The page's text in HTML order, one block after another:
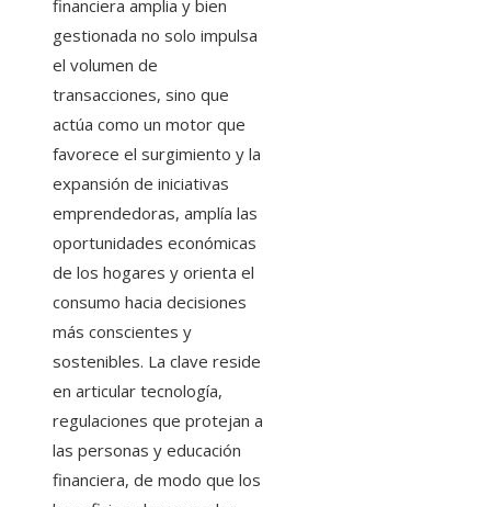
financiera amplia y bien
gestionada no solo impulsa
el volumen de
transacciones, sino que
actúa como un motor que
favorece el surgimiento y la
expansión de iniciativas
emprendedoras, amplía las
oportunidades económicas
de los hogares y orienta el
consumo hacia decisiones
más conscientes y
sostenibles. La clave reside
en articular tecnología,
regulaciones que protejan a
las personas y educación
financiera, de modo que los